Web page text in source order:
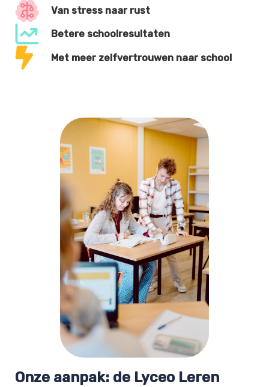
Van stress naar rust
Betere schoolresultaten
Met meer zelfvertrouwen naar school
Onze aanpak: de Lyceo Leren